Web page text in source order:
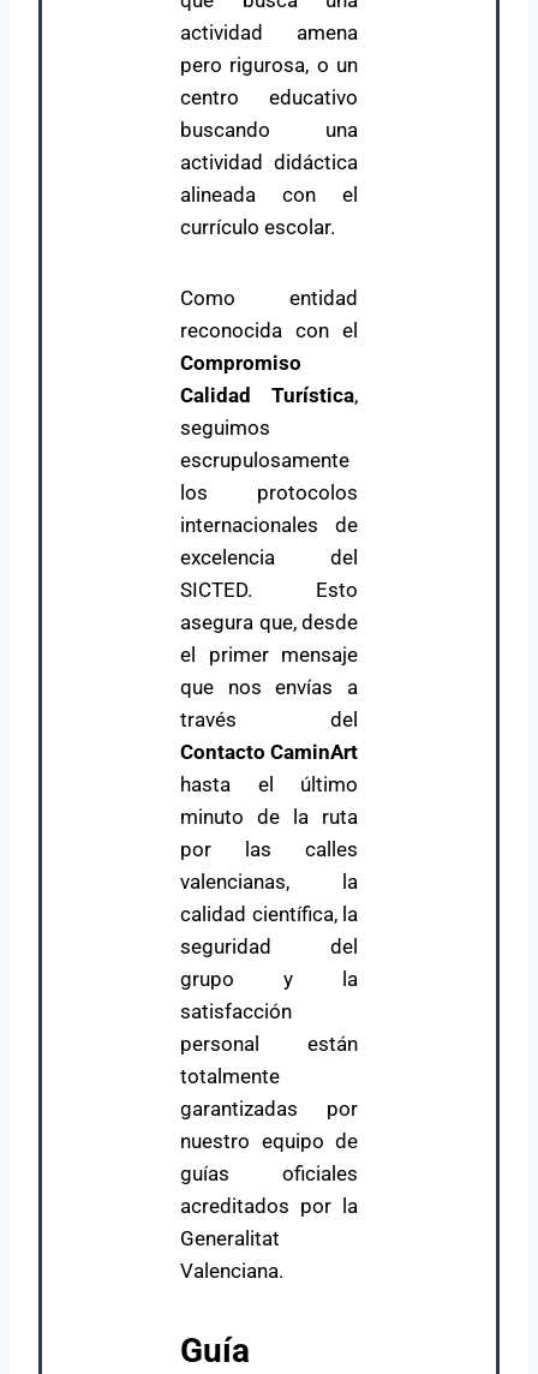
actividad amena
pero rigurosa, o un
centro educativo
buscando una
actividad didáctica
alineada con el
currículo escolar.
Como entidad
reconocida con el
Compromiso
Calidad Turística,
seguimos
escrupulosamente
los protocolos
internacionales de
excelencia del
SICTED. Esto
asegura que, desde
el primer mensaje
que nos envías a
través del
Contacto CaminArt
hasta el último
minuto de la ruta
por las calles
valencianas, la
calidad científica, la
seguridad del
grupo y la
satisfacción
personal están
totalmente
garantizadas por
nuestro equipo de
guías oficiales
acreditados por la
Generalitat
Valenciana.
Guía